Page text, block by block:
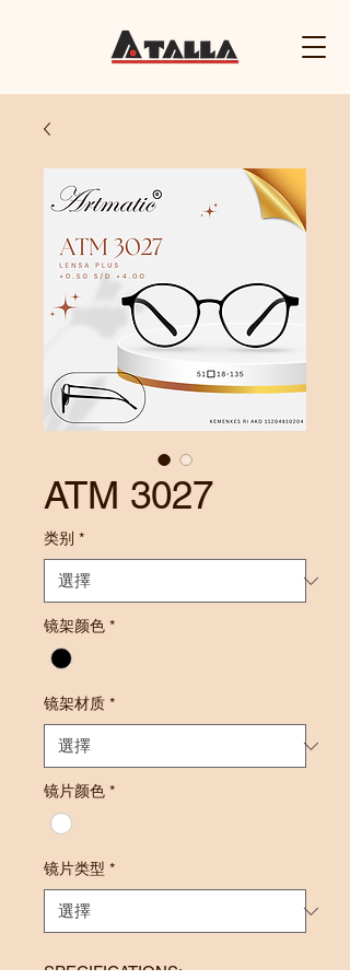
ATM 3027
类别 *
镜架颜色 *
镜架材质 *
镜片颜色 *
镜片类型 *
SPECIFICATIONS: